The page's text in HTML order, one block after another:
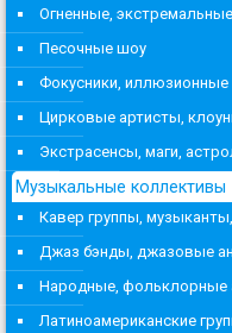
Огненные,
Песочные шоу
Фокусники,
Цирковые артисты,
Экстрасенсы, маги,
Музыкальные коллективы
Кавер группы,
Джаз бэнды, джазовые
Народные, фольклорные
Латиноамериканские